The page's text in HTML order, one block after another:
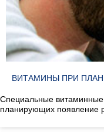
ВИТАМИНЫ ПРИ
Специальные
планирующих появление